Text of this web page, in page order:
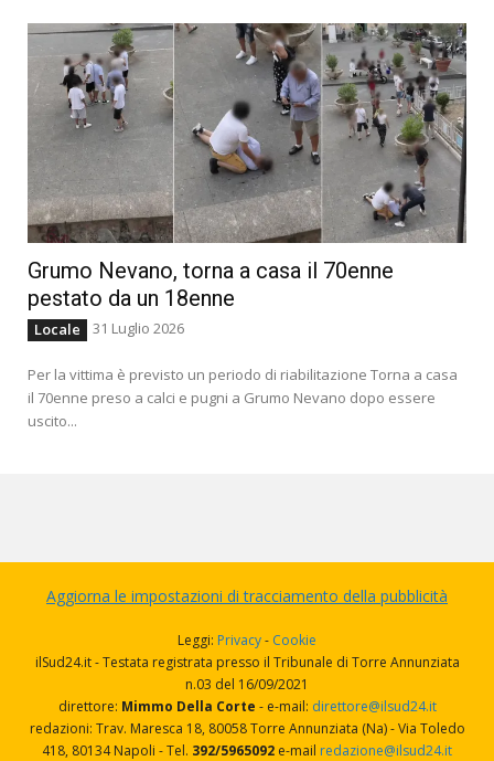
Grumo Nevano, torna a casa il 70enne
pestato da un 18enne
Locale 31 Luglio 2026
Per la vittima è previsto un periodo di riabilitazione Torna a casa
il 70enne preso a calci e pugni a Grumo Nevano dopo essere
uscito...
Aggiorna le impostazioni di tracciamento della pubblicità
Leggi: Privacy- Cookie
ilSud24.it - Testata registrata presso il Tribunale di Torre Annunziata
n.03 del 16/09/2021
direttore: Mimmo Della Corte - e-mail: direttore@ilsud24.it
redazioni: Trav. Maresca 18, 80058 Torre Annunziata (Na) - Via Toledo
418, 80134 Napoli - Tel. 392/5965092 e-mail redazione@ilsud24.it